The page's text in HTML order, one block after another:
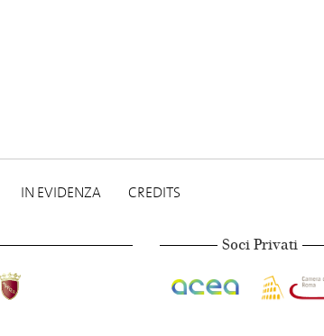
IN EVIDENZA CREDITS
Soci Privati